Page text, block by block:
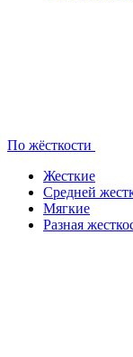
По жёсткости
Жесткие
Средней
Мягкие
Разная